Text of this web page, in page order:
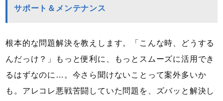
サポート＆メンテナンス
根本的な問題解決を教えします。
「こんな時、どうする
んだっけ？」もっと便利に、もっとスムーズに活用でき
るはずなのに…。今さら聞けないことって案外多いか
も。アレコレ悪戦苦闘していた問題を、ズバッと解決し